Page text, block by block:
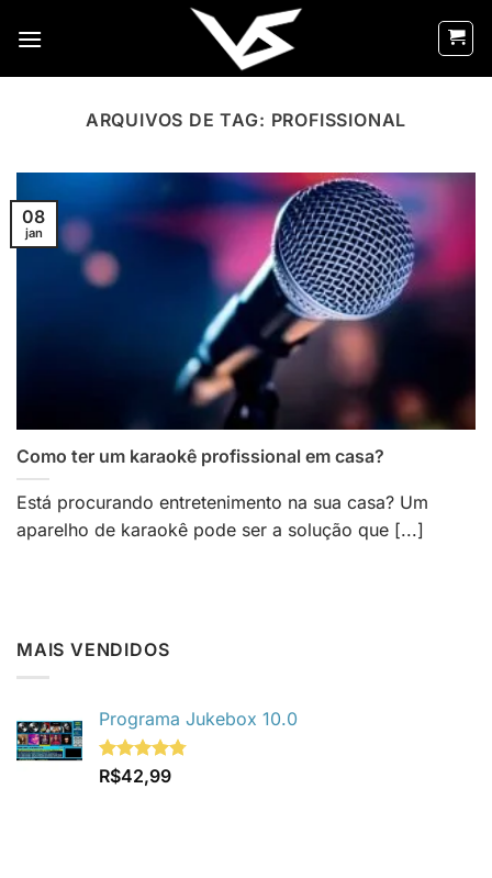
ARQUIVOS DE TAG: PROFISSIONAL
Como ter um karaokê profissional em casa?
Está procurando entretenimento na sua casa? Um
aparelho de karaokê pode ser a solução que [...]
08
jan
MAIS VENDIDOS
Programa Jukebox 10.0
Avaliação
4.73
de 5
R$42,99